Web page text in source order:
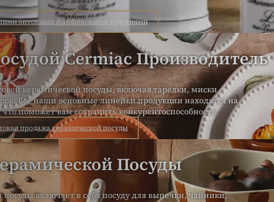
оптовыми фарфоровыми изделиями
Cermiac Производитель
керамической посуды, включая тарелки, миски,
Все наши основные линейки продукции находятся на
поможет вам сохранить конкурентоспособность.
продажа керамической посуды
Посуды
включает в себя посуду для выпечки, чайники,